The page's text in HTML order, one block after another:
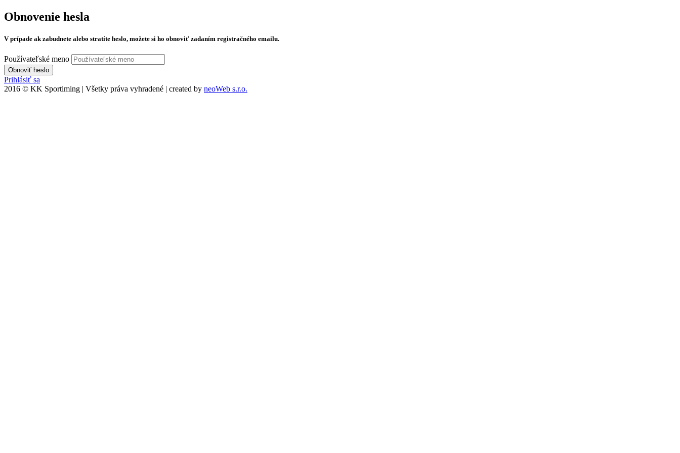
Obnovenie hesla
V prípade ak zabudnete alebo stratíte heslo, možete si ho obnoviť zadaním registračného emailu.
Používateľské meno
Obnoviť heslo
Prihlásiť sa
2016 © KK Sportiming | Všetky práva vyhradené | created by neoWeb s.r.o.